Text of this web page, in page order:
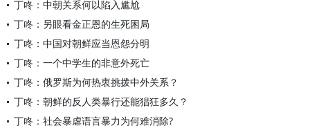
丁咚：中朝关系何以陷入尴尬
丁咚：另眼看金正恩的生死困局
丁咚：中国对朝鲜应当恩怨分明
丁咚：一个中学生的非意外死亡
丁咚：俄罗斯为何热衷挑拨中外关系？
丁咚：朝鲜的反人类暴行还能猖狂多久？
丁咚：社会暴虐语言暴力为何难消除?